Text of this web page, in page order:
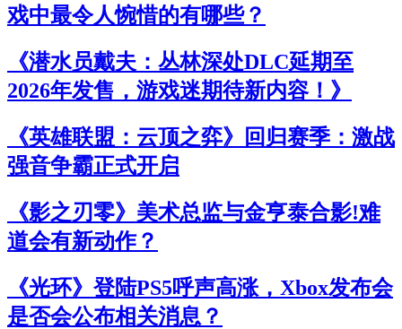
戏中最令人惋惜的有哪些？
《潜水员戴夫：丛林深处DLC延期至
2026年发售，游戏迷期待新内容！》
《英雄联盟：云顶之弈》回归赛季：激战
强音争霸正式开启
《影之刃零》美术总监与金亨泰合影!难
道会有新动作？
《光环》登陆PS5呼声高涨，Xbox发布会
是否会公布相关消息？